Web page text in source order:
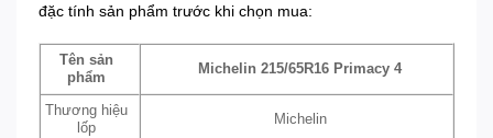
đặc tính sản phẩm trước khi chọn mua:
Tên sản
phẩm
Michelin 215/65R16 Primacy 4
Thương hiệu
lốp
Michelin